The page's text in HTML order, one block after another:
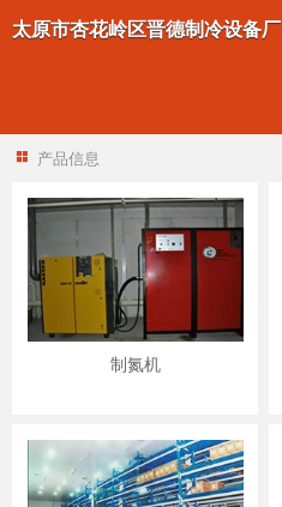
太原市杏花岭区晋德制冷设备厂
产品信息
制氮机